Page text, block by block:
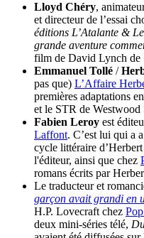
Lloyd Chéry,
et directeur de l’essai
éditions L’Atalante &
grande aventure
film de David Lynch de
Emmanuel Tollé /
pas que) L’Affaire
premières adaptations
et le STR de
Fabien Leroy est
Laffont. C’est lui qui a
cycle littéraire
l'éditeur, ainsi que chez
romans écrits par
Le traducteur et
garçon avait grandi en
H.P. Lovecraft chez
deux mini-séries télé,